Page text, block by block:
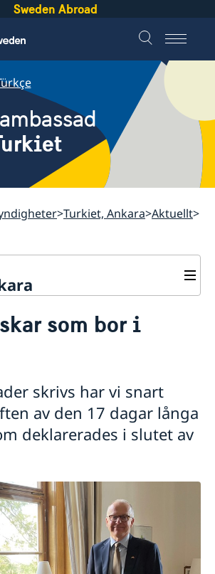
Sweden Abroad
Turkiet, Ankara Aktuellt
företag
svenska företag
Turkiet
som bor i
skrivs har vi snart
av den 17 dagar långa
deklarerades i slutet av